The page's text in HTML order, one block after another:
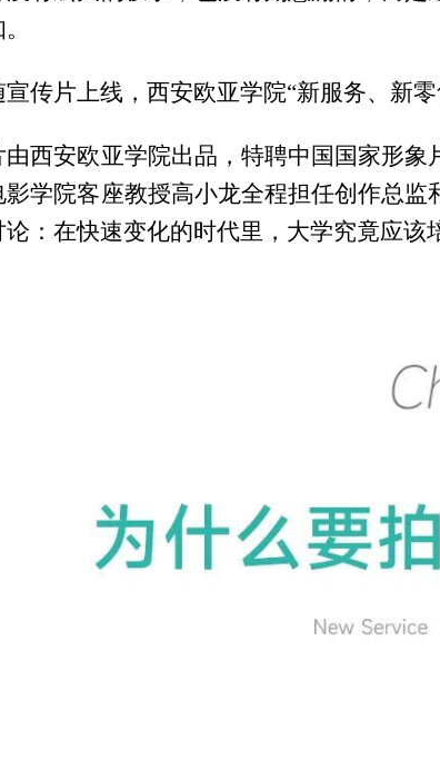
宣传片上线，西安欧亚学院“新服务、新
由西安欧亚学院出品，特聘中国国家形
影学院客座教授高小龙全程担任创作总
论：在快速变化的时代里，大学究竟应